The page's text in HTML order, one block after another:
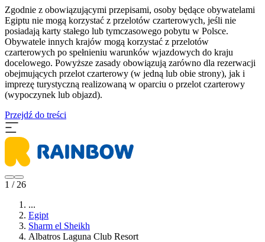
Zgodnie z obowiązującymi przepisami, osoby będące obywatelami
Egiptu nie mogą korzystać z przelotów czarterowych, jeśli nie
posiadają karty stałego lub tymczasowego pobytu w Polsce.
Obywatele innych krajów mogą korzystać z przelotów
czarterowych po spełnieniu warunków wjazdowych do kraju
docelowego. Powyższe zasady obowiązują zarówno dla rezerwacji
obejmujących przelot czarterowy (w jedną lub obie strony), jak i
imprezę turystyczną realizowaną w oparciu o przelot czarterowy
(wypoczynek lub objazd).
Przejdź do treści
1 / 26
...
Egipt
Sharm el Sheikh
Albatros Laguna Club Resort